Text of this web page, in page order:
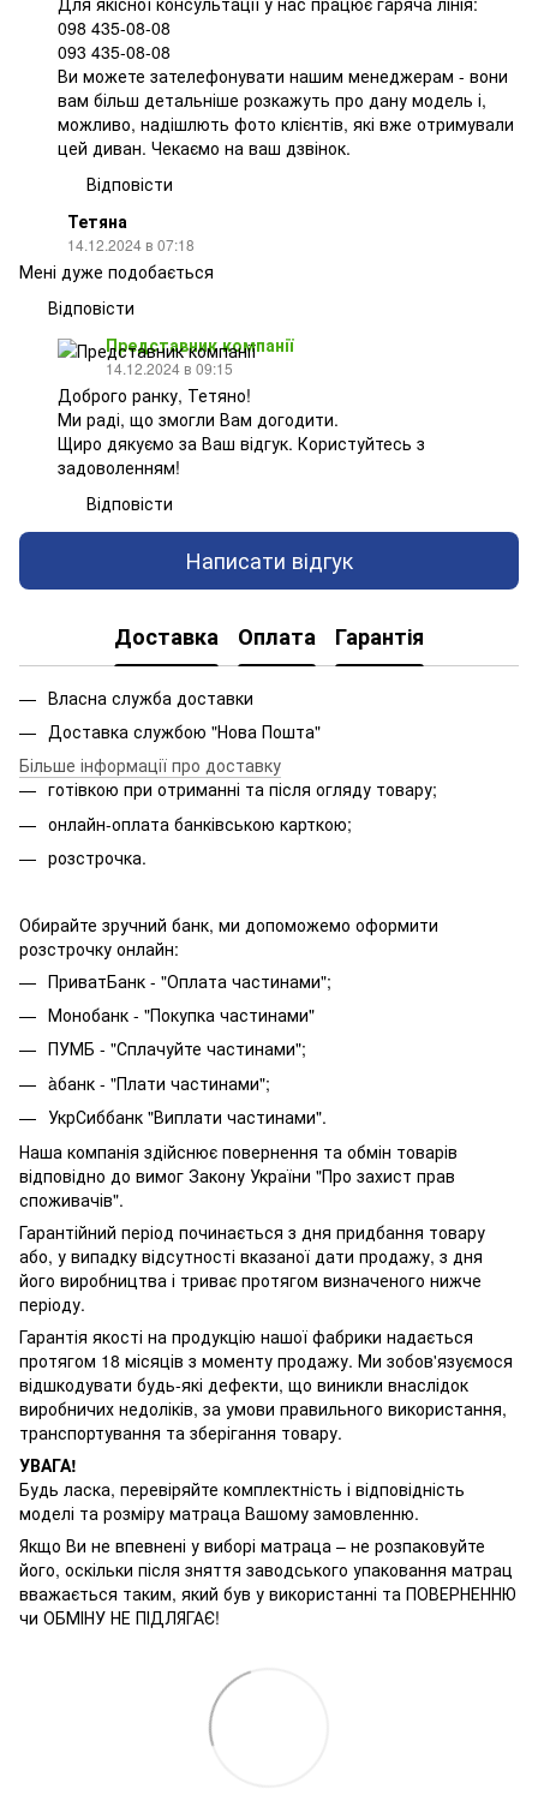
098 435-08-08
093 435-08-08
Ви можете зателефонувати нашим менеджерам - вони
вам більш детальніше розкажуть про дану модель і,
можливо, надішлють фото клієнтів, які вже отримували
цей диван. Чекаємо на ваш дзвінок.
Відповісти
Тетяна
14.12.2024 в 07:18
Мені дуже подобається
Відповісти
Представник компанії
14.12.2024 в 09:15
Доброго ранку, Тетяно!
Ми раді, що змогли Вам догодити.
Щиро дякуємо за Ваш відгук. Користуйтесь з
задоволенням!
Відповісти
Написати відгук
Доставка Оплата Гарантія
Власна служба доставки
Доставка службою "Нова Пошта"
Більше інформації про доставку
готівкою при отриманні та після огляду товару;
онлайн-оплата банківською карткою;
розстрочка.
Обирайте зручний банк, ми допоможемо оформити
розстрочку онлайн:
ПриватБанк - "Оплата частинами";
Монобанк - "Покупка частинами"
ПУМБ - "Сплачуйте частинами";
àбанк - "Плати частинами";
УкрСиббанк "Виплати частинами".
Наша компанія здійснює повернення та обмін товарів
відповідно до вимог Закону України "Про захист прав
споживачів".
Гарантійний період починається з дня придбання товару
або, у випадку відсутності вказаної дати продажу, з дня
його виробництва і триває протягом визначеного нижче
періоду.
Гарантія якості на продукцію нашої фабрики надається
протягом 18 місяців з моменту продажу. Ми зобов'язуємося
відшкодувати будь-які дефекти, що виникли внаслідок
виробничих недоліків, за умови правильного використання,
транспортування та зберігання товару.
УВАГА!
Будь ласка, перевіряйте комплектність і відповідність
моделі та розміру матраца Вашому замовленню.
Якщо Ви не впевнені у виборі матраца – не розпаковуйте
його, оскільки після зняття заводського упаковання матрац
вважається таким, який був у використанні та ПОВЕРНЕННЮ
чи ОБМІНУ НЕ ПІДЛЯГАЄ!